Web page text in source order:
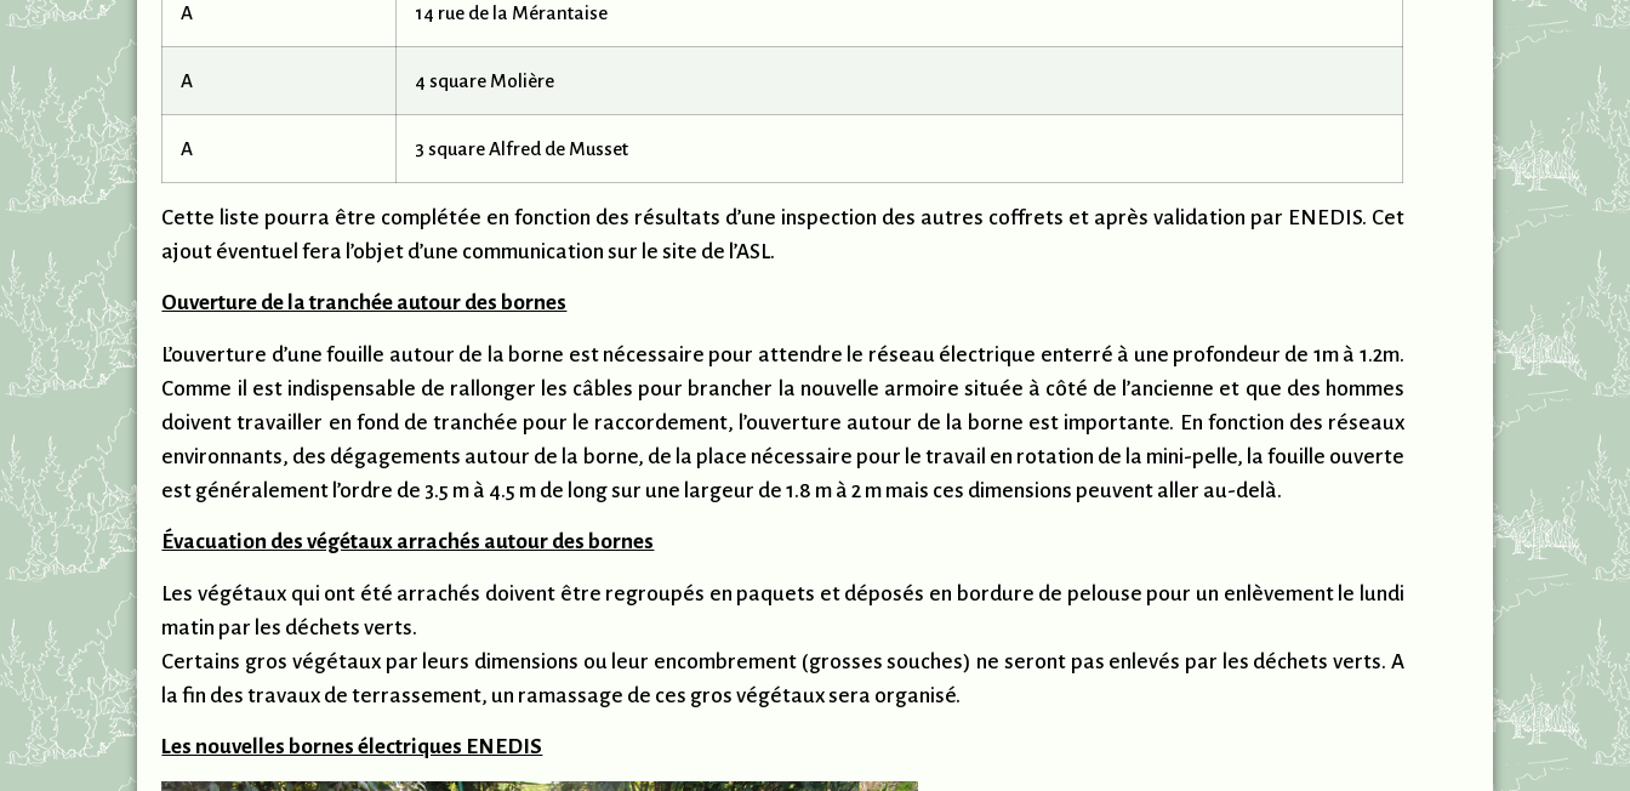
A 14 rue de la Mérantaise
A 4 square Molière
A 3 square Alfred de Musset
Cette liste pourra être complétée en fonction des résultats d’une inspection des autres coffrets et après validation par ENEDIS. Cet
ajout éventuel fera l’objet d’une communication sur le site de l’ASL.
Ouverture de la tranchée autour des bornes
L’ouverture d’une fouille autour de la borne est nécessaire pour attendre le réseau électrique enterré à une profondeur de 1m à 1.2m.
Comme il est indispensable de rallonger les câbles pour brancher la nouvelle armoire située à côté de l’ancienne et que des hommes
doivent travailler en fond de tranchée pour le raccordement, l’ouverture autour de la borne est importante. En fonction des réseaux
environnants, des dégagements autour de la borne, de la place nécessaire pour le travail en rotation de la mini-pelle, la fouille ouverte
est généralement l’ordre de 3.5 m à 4.5 m de long sur une largeur de 1.8 m à 2 m mais ces dimensions peuvent aller au-delà.
Évacuation des végétaux arrachés autour des bornes
Les végétaux qui ont été arrachés doivent être regroupés en paquets et déposés en bordure de pelouse pour un enlèvement le lundi
matin par les déchets verts.
Certains gros végétaux par leurs dimensions ou leur encombrement (grosses souches) ne seront pas enlevés par les déchets verts. A
la fin des travaux de terrassement, un ramassage de ces gros végétaux sera organisé.
Les nouvelles bornes électriques ENEDIS